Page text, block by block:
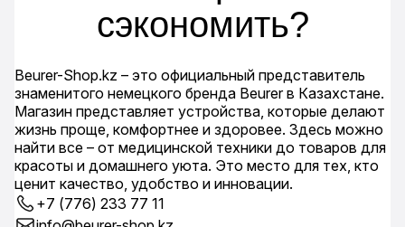
сэкономить?
Beurer-Shop.kz – это официальный представитель
знаменитого немецкого бренда Beurer в Казахстане.
Магазин представляет устройства, которые делают
жизнь проще, комфортнее и здоровее. Здесь можно
найти все – от медицинской техники до товаров для
красоты и домашнего уюта. Это место для тех, кто
ценит качество, удобство и инновации.
+7 (776) 233 77 11